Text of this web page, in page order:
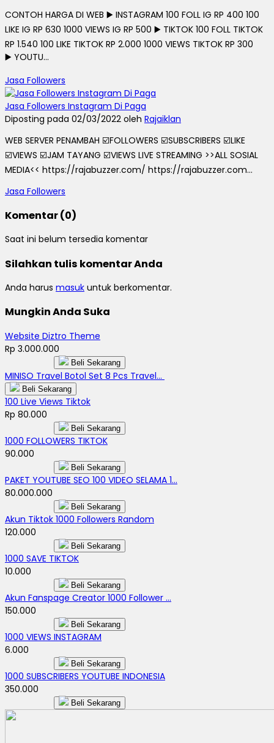
CONTOH HARGA DI WEB ▶️ INSTAGRAM 100 FOLL IG RP 400 100
LIKE IG RP 630 1000 VIEWS IG RP 500 ▶️ TIKTOK 100 FOLL TIKTOK
RP 1.540 100 LIKE TIKTOK RP 2.000 1000 VIEWS TIKTOK RP 300
▶️ YOUTU...
Jasa Followers
Jasa Followers Instagram Di Paga
Diposting pada 02/03/2022 oleh Rajaiklan
WEB SERVER PENAMBAH ☑️FOLLOWERS ☑️SUBSCRIBERS ☑️LIKE
☑️VIEWS ☑️JAM TAYANG ☑️VIEWS LIVE STREAMING >>ALL SOSIAL
MEDIA<< https://rajabuzzer.com/ https://rajabuzzer.com...
Jasa Followers
Komentar (0)
Saat ini belum tersedia komentar
Silahkan tulis komentar Anda
Anda harus masuk untuk berkomentar.
Mungkin Anda Suka
Website Diztro Theme
Rp 3.000.000
Beli Sekarang
MINISO Travel Botol Set 8 Pcs Travel...
Beli Sekarang
100 Live Views Tiktok
Rp 80.000
Beli Sekarang
1000 FOLLOWERS TIKTOK
90.000
Beli Sekarang
PAKET YOUTUBE SEO 100 VIDEO SELAMA 1...
80.000.000
Beli Sekarang
Akun Tiktok 1000 Followers Random
120.000
Beli Sekarang
1000 SAVE TIKTOK
10.000
Beli Sekarang
Akun Fanspage Creator 1000 Follower ...
150.000
Beli Sekarang
1000 VIEWS INSTAGRAM
6.000
Beli Sekarang
1000 SUBSCRIBERS YOUTUBE INDONESIA
350.000
Beli Sekarang